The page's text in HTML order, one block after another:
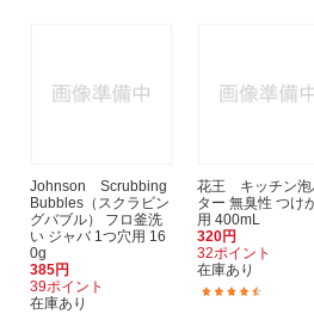
Johnson Scrubbing
Bubbles（スクラビン
グバブル） フロ釜洗
い ジャバ 1つ穴用 16
0g
385円
39ポイント
在庫あり
花王 キッチン泡
ター 無臭性 つけ
用 400mL
320円
32ポイント
在庫あり